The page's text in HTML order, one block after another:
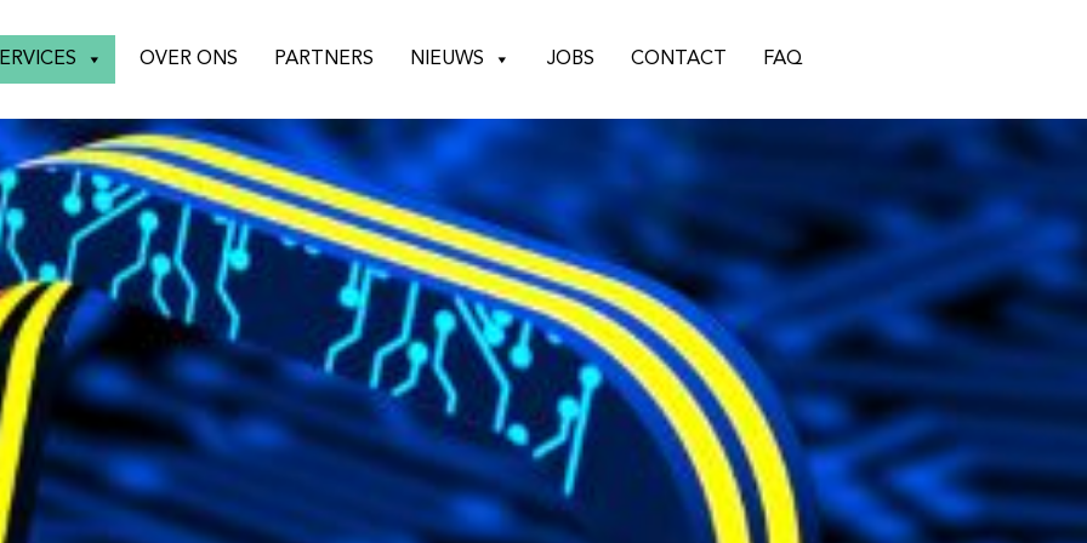
OVER ONS PARTNERS NIEUWS JOBS CONTACT FAQ